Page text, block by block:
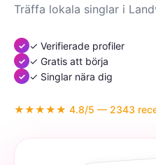
Träffa lokala singlar i
✓ Verifierade profiler
✓ Gratis att börja
✓ Singlar nära dig
★★★★★ 4.8/5 — 2343